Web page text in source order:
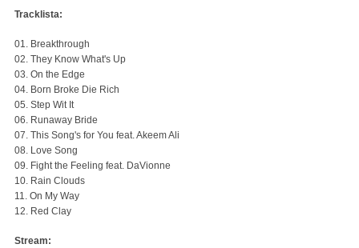
Tracklista:
01. Breakthrough
02. They Know What's Up
03. On the Edge
04. Born Broke Die Rich
05. Step Wit It
06. Runaway Bride
07. This Song's for You feat. Akeem Ali
08. Love Song
09. Fight the Feeling feat. DaVionne
10. Rain Clouds
11. On My Way
12. Red Clay
Stream: